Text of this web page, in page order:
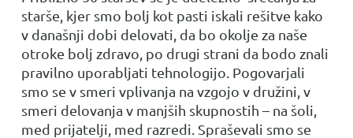
starše, kjer smo bolj kot pasti iskali rešitve kako
v današnji dobi delovati, da bo okolje za naše
otroke bolj zdravo, po drugi strani da bodo znali
pravilno uporabljati tehnologijo. Pogovarjali
smo se v smeri vplivanja na vzgojo v družini, v
smeri delovanja v manjših skupnostih – na šoli,
med prijatelji, med razredi. Spraševali smo se